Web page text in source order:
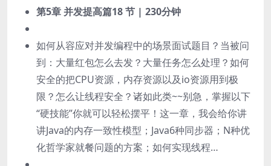
第5章 并发提高篇18 节 | 230分钟
如何从容应对并发编程中的场景面试题目？当被问
到：大量红包怎么去发？大量任务怎么处理？如何
安全的把CPU资源，内存资源以及io资源用到极
限？怎么让线程安全？诸如此类~~别急，掌握以下
“硬技能”你就可以轻松摆平！这一章，我会给你讲
讲Java的内存一致性模型；Java6种同步器；N种优
化哲学家就餐问题的方案；如何实现线程…